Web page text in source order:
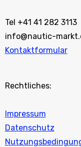
Tel +41 41 282 3113
info@nautic-
Kontaktformular
Rechtliches:
Impressum
Datenschutz